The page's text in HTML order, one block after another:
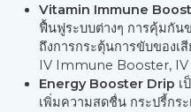
Vitamin Immune
ฟื้นฟูระบบต่างๆ การคุ้มกัน
ถึงการกระตุ้นการขับของเ
IV Immune Booster,
Energy Booster Drip เ
เพิ่มความสดชื่น กระปรี้กระ